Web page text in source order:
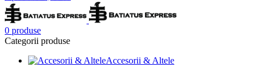
0 produse
Categorii produse
Accesorii & Altele